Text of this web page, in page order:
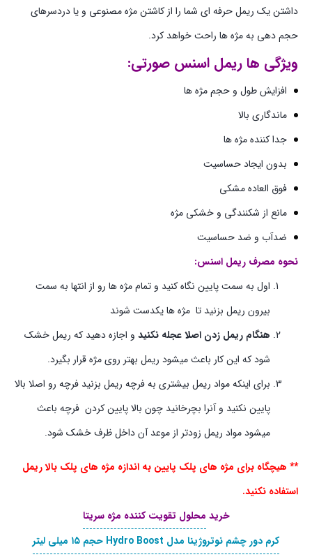
داشتن یک ریمل حرفه ای شما را از کاشتن مژه مصنوعی و یا دردسرهای
حجم دهی به مژه ها راحت خواهد کرد.
ویژگی ها ریمل اسنس صورتی:
افزایش طول و حجم مژه ها
ماندگاری بالا
جدا کننده مژه‌ ها
بدون ایجاد حساسیت
فوق العاده مشکی
مانع از شکنندگی و خشکی مژه
ضدآب و ضد حساسیت
نحوه مصرف ریمل اسنس:
اول به سمت پایین نگاه کنید و تمام مژه ها رو از انتها به سمت
بیرون ریمل بزنید تا مژه ها یکدست شوند
هنگام ریمل زدن اصلا عجله نکنید و اجازه دهید که ریمل خشک
شود که این کار باعث میشود ریمل بهتر روی مژه قرار بگیرد.
برای اینکه مواد ریمل بیشتری به فرچه ریمل بزنید فرچه رو اصلا بالا
پایین نکنید و آنرا بچرخانید چون بالا پایین کردن فرچه باعث
میشود مواد ریمل زودتر از موعد آن داخل ظرف خشک شود.
** هیچگاه برای مژه های پلک پایین به اندازه مژه های پلک بالا ریمل
استفاده نکنید.
خرید محلول تقویت کننده مژه سریتا
کرم دور چشم نوتروژینا مدل Hydro Boost حجم ۱۵ میلی لیتر